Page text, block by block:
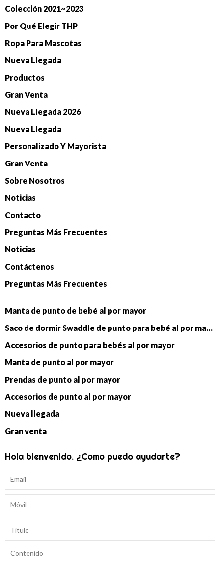
Colección 2021~2023
Por Qué Elegir THP
Ropa Para Mascotas
Nueva Llegada
Productos
Gran Venta
Nueva Llegada 2026
Nueva Llegada
Personalizado Y Mayorista
Gran Venta
Sobre Nosotros
Noticias
Contacto
Preguntas Más Frecuentes
Noticias
Contáctenos
Preguntas Más Frecuentes
Manta de punto de bebé al por mayor
Saco de dormir Swaddle de punto para bebé al por mayor
Accesorios de punto para bebés al por mayor
Manta de punto al por mayor
Prendas de punto al por mayor
Accesorios de punto al por mayor
Nueva llegada
Gran venta
Hola bienvenido. ¿Como puedo ayudarte?